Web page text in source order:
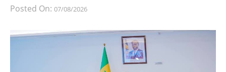
Posted On: 07/08/2026